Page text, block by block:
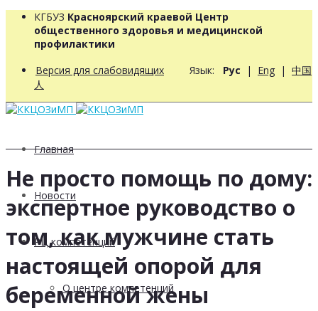
КГБУЗ Красноярский краевой Центр
общественного здоровья и медицинской
профилактики
Версия для слабовидящих Язык: Рус | Eng | 中国
人
Главная
Новости
РЦ компетенций
О центре компетенций
Не просто помощь по дому:
экспертное руководство о
том, как мужчине стать
настоящей опорой для
беременной жены